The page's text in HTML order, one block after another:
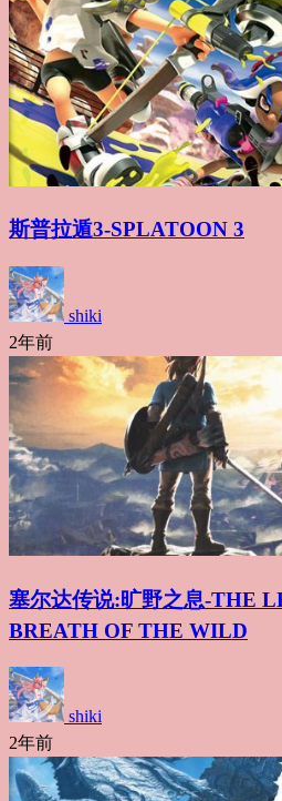
斯普拉遁3-SPLATOON 3
shiki
2年前
塞尔达传说:旷野之息-THE
BREATH OF THE WILD
shiki
2年前